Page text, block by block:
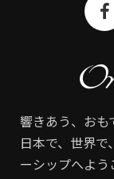
響きあう、おも
日本で、世界
ーシップへよう